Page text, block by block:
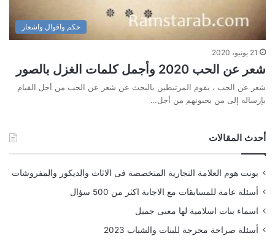
حكم واقوال واشعار
21 يونيو، 2020
شعر عن الحب 2020 وأجمل كلمات الغزل بالصور
شعر عن الحب ، يقوم المرتبطين بالبحث عن شعر عن الحب من أجل القيام
بإرساله إلى من يحبونهم من أجل…
أحدث المقالات
بونت هوم العلامة التجارية المتخصصة فى الاثاث والديكور والمفروشات
أسئلة عامة للمسابقات مع الاجابة اكثر من 500 سؤال
اسماء بنات اسلامية لها معنى جميل
أسئلة صراحة محرجة للبنات والشباب 2023